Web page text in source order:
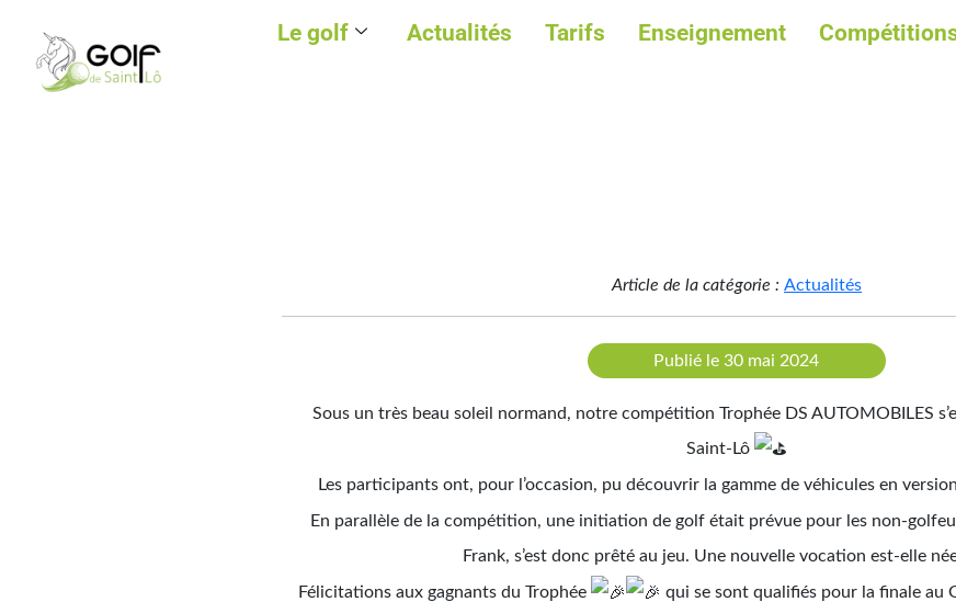
Le golf Actualités Tarifs Enseignement
Article de la catégorie : Actualités
Publié le 30 mai 2024
Sous un très beau soleil normand, notre compétition Trophée DS AUTOMOBILES
Saint-Lô
Les participants ont, pour l’occasion, pu découvrir la gamme de véhicules en
En parallèle de la compétition, une initiation de golf était prévue pour les non-
Frank, s’est donc prêté au jeu. Une nouvelle vocation est-elle
Félicitations aux gagnants du Trophée qui se sont qualifiés pour la finale au